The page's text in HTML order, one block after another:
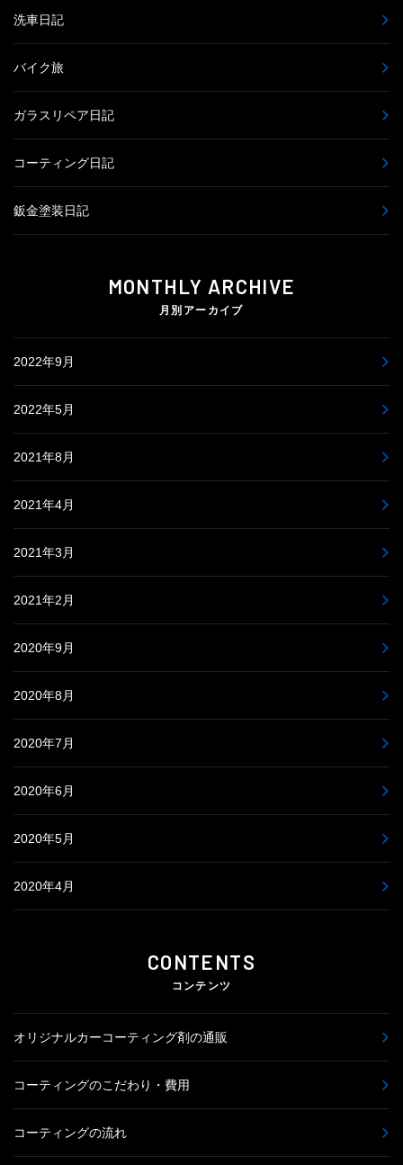
洗車日記
バイク旅
ガラスリペア日記
コーティング日記
鈑金塗装日記
MONTHLY ARCHIVE
月別アーカイブ
2022年9月
2022年5月
2021年8月
2021年4月
2021年3月
2021年2月
2020年9月
2020年8月
2020年7月
2020年6月
2020年5月
2020年4月
CONTENTS
コンテンツ
オリジナルカーコーティング剤の通販
コーティングのこだわり・費用
コーティングの流れ